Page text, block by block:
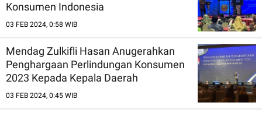
Konsumen Indonesia
03 FEB 2024, 0:58 WIB
Mendag Zulkifli Hasan Anugerahkan
Penghargaan Perlindungan Konsumen
2023 Kepada Kepala Daerah
03 FEB 2024, 0:45 WIB